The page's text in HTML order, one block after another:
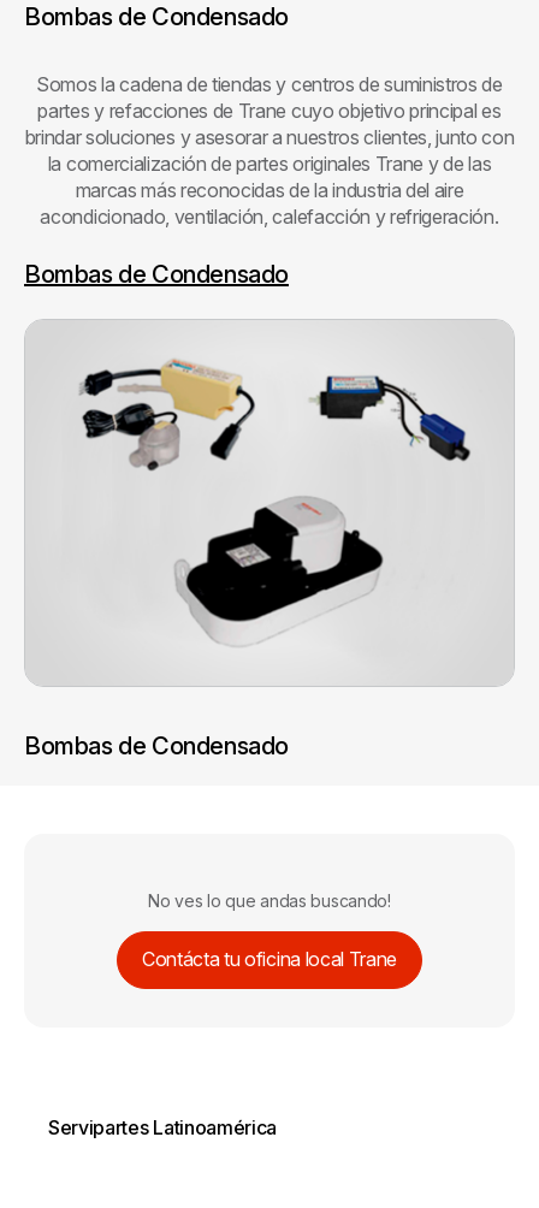
Bombas de Condensado
Somos la cadena de tiendas y centros de suministros de
partes y refacciones de Trane cuyo objetivo principal es
brindar soluciones y asesorar a nuestros clientes, junto con
la comercialización de partes originales Trane y de las
marcas más reconocidas de la industria del aire
acondicionado, ventilación, calefacción y refrigeración.
Bombas de Condensado
Bombas de Condensado
No ves lo que andas buscando!
Contácta tu oficina local Trane
Servipartes Latinoamérica